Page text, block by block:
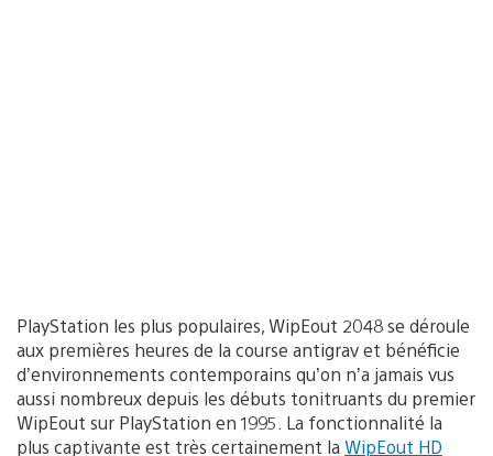
PlayStation les plus populaires, WipEout 2048 se déroule
aux premières heures de la course antigrav et bénéficie
d’environnements contemporains qu’on n’a jamais vus
aussi nombreux depuis les débuts tonitruants du premier
WipEout sur PlayStation en 1995. La fonctionnalité la
plus captivante est très certainement la WipEout HD